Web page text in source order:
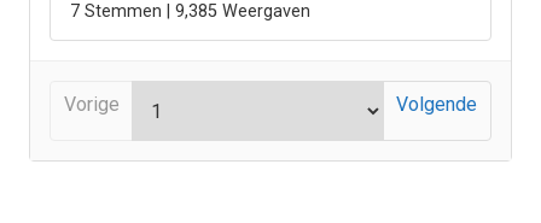
7 Stemmen | 9,385 Weergaven
Vorige Volgende